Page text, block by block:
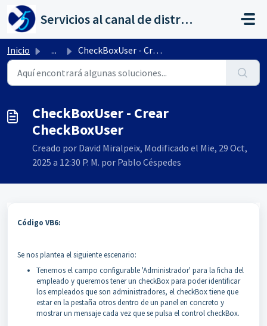
Saltar al contenido principal
Servicios al canal de distribución de AHORA
Inicio ... CheckBoxUser - Crear CheckBoxUser
CheckBoxUser - Crear
CheckBoxUser
Creado por David Miralpeix, Modificado el Mie, 29 Oct,
2025 a 12:30 P. M. por Pablo Céspedes
Código VB6:
Se nos plantea el siguiente escenario:
Tenemos el campo configurable 'Administrador' para la ficha del
empleado y queremos tener un checkBox para poder identificar
los empleados que son administradores, el checkBox tiene que
estar en la pestaña otros dentro de un panel en concreto y
mostrar un mensaje cada vez que se pulsa el control checkBox.